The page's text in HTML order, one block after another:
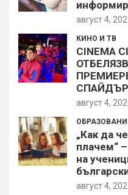
август 4,
КИНО И ТВ
CINEMA
август 4,
„Как да
плачем“
на
август 4,